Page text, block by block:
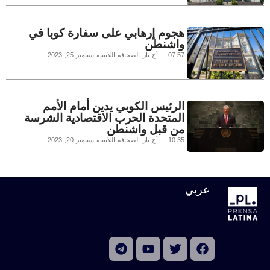
هجوم إرهابي على سفارة كوبا في
واشنطن
07:57 أخ بار الصحافة اللاتينية سبتمبر 25, 2023
الرئيس الكوبي يدين أمام الأمم
المتحدة الحرب الاقتصادية الشرسة
من قبل واشنطن
10:35 أخ بار الصحافة اللاتينية سبتمبر 20, 2023
عربي